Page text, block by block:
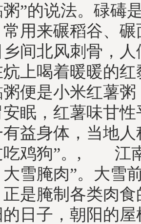
”的说法。碌碡
常用来碾稻谷、
间北风刺骨，
上喝着暖暖的
便是小米红薯
安眠，红薯味甘
益身体，当地人
吃鸡狗”。, 江
雪腌肉”。大雪
是腌制各类肉
日子，朝阳的